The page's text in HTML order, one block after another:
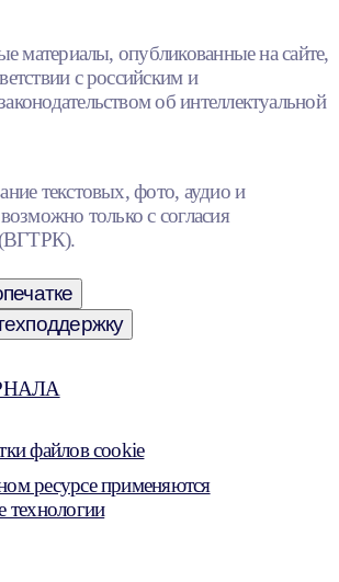
материалы, опубликованные на сайте,
с российским и
об интеллектуальной
текстовых, фото, аудио и
только с согласия
(ВГТРК).
файлов cookie
ресурсе применяются
технологии